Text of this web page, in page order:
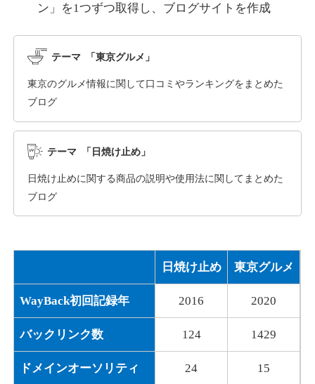
詳細を見る
DA 40 外部リンク数2518 ドメイン年齢1年
10,800円 入札 0件
詳細を見る
dka-hero.com
ジャンル その他
10,800円
詳細を見る
ジャンルその他
40
10,800円 入札 0件
ン」を1つずつ取得し、ブログサイトを作成
テーマ 「東京グルメ」
東京のグルメ情報に関して口コミやランキングをまとめた
ブログ
テーマ 「日焼け止め」
日焼け止めに関する商品の説明や使用法に関してまとめた
ブログ
日焼け止め 東京グルメ
WayBack初回記録年 2016 2020
バックリンク数 124 1429
ドメインオーソリティ 24 15